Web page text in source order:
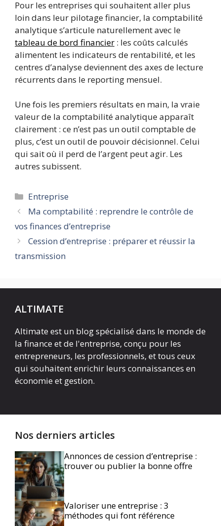
Pour les entreprises qui souhaitent aller plus
loin dans leur pilotage financier, la comptabilité
analytique s’articule naturellement avec le
tableau de bord financier : les coûts calculés
alimentent les indicateurs de rentabilité, et les
centres d’analyse deviennent des axes de lecture
récurrents dans le reporting mensuel.
Une fois les premiers résultats en main, la vraie
valeur de la comptabilité analytique apparaît
clairement : ce n’est pas un outil comptable de
plus, c’est un outil de pouvoir décisionnel. Celui
qui sait où il perd de l’argent peut agir. Les
autres subissent.
Catégories
Entreprise
Ma comptabilité : reprendre le contrôle de
vos finances d’entreprise
Cession d’entreprise : préparer et réussir la
transmission
ALTIMATE
Altimate est un blog spécialisé dans le monde de
la finance et de l'entreprise, conçu pour les
entrepreneurs, les professionnels, et tous ceux
qui souhaitent enrichir leurs connaissances en
économie et gestion.
Nos derniers articles
Annonces de cession d’entreprise :
trouver ou publier la bonne offre
Valoriser une entreprise : 3
méthodes qui font référence